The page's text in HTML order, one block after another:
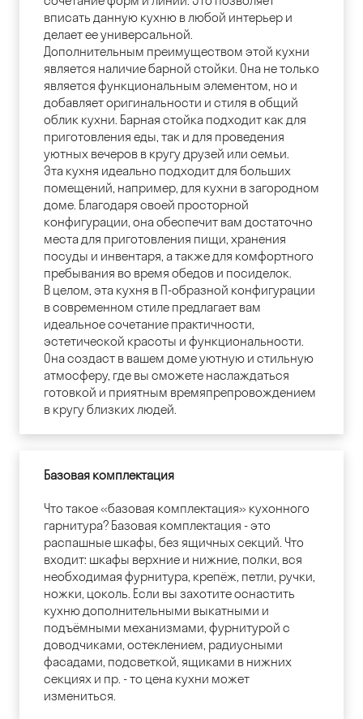
вписать данную кухню в любой интерьер и
делает ее универсальной.
Дополнительным преимуществом этой кухни
является наличие барной стойки. Она не только
является функциональным элементом, но и
добавляет оригинальности и стиля в общий
облик кухни. Барная стойка подходит как для
приготовления еды, так и для проведения
уютных вечеров в кругу друзей или семьи.
Эта кухня идеально подходит для больших
помещений, например, для кухни в загородном
доме. Благодаря своей просторной
конфигурации, она обеспечит вам достаточно
места для приготовления пищи, хранения
посуды и инвентаря, а также для комфортного
пребывания во время обедов и посиделок.
В целом, эта кухня в П-образной конфигурации
в современном стиле предлагает вам
идеальное сочетание практичности,
эстетической красоты и функциональности.
Она создаст в вашем доме уютную и стильную
атмосферу, где вы сможете наслаждаться
готовкой и приятным времяпрепровождением
в кругу близких людей.
Базовая комплектация
Что такое «базовая комплектация» кухонного
гарнитура? Базовая комплектация - это
распашные шкафы, без ящичных секций. Что
входит: шкафы верхние и нижние, полки, вся
необходимая фурнитура, крепёж, петли, ручки,
ножки, цоколь. Если вы захотите оснастить
кухню дополнительными выкатными и
подъёмными механизмами, фурнитурой с
доводчиками, остеклением, радиусными
фасадами, подсветкой, ящиками в нижних
секциях и пр. - то цена кухни может
измениться.